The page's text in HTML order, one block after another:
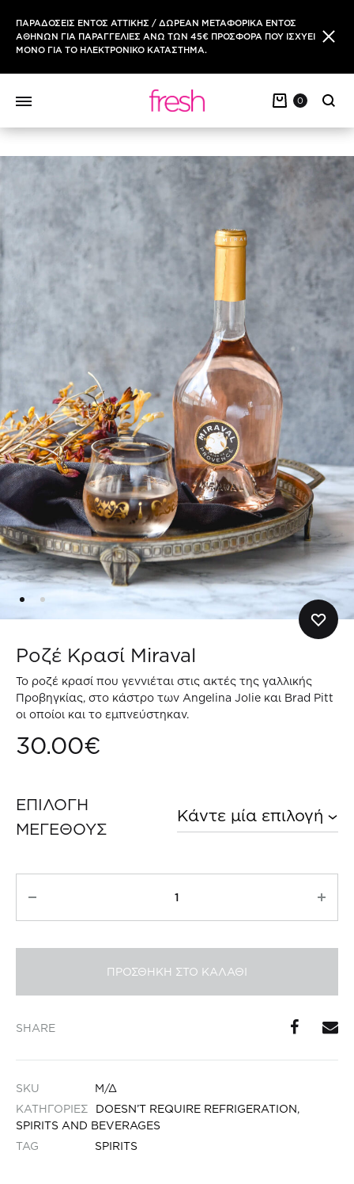
ΠΑΡΑΔΟΣΕΙΣ ΕΝΤΟΣ ΑΤΤΙΚΗΣ / ΔΩΡΕΑΝ ΜΕΤΑΦΟΡΙΚΑ ΕΝΤΟΣ
ΑΘΗΝΩΝ ΓΙΑ ΠΑΡΑΓΓΕΛΙΕΣ ΑΝΩ ΤΩΝ 45€ ΠΡΟΣΦΟΡΑ ΠΟΥ ΙΣΧΥΕΙ
ΜΟΝΟ ΓΙΑ ΤΟ ΗΛΕΚΤΡΟΝΙΚΟ ΚΑΤΑΣΤΗΜΑ.
0
Ροζέ Κρασί Miraval
Το ροζέ κρασί που γεννιέται στις ακτές της γαλλικής
Προβηγκίας, στο κάστρο των Angelina Jolie και Brad Pitt
οι οποίοι και το εμπνεύστηκαν.
30.00€
ΕΠΙΛΟΓΗ
ΜΕΓΕΘΟΥΣ
ποσότητα
ΠΡΟΣΘΗΚΗ ΣΤΟ ΚΑΛΑΘΙ
SHARE
SKU
Μ/Δ
ΚΑΤΗΓΟΡΙΕΣ
DOESN’T REQUIRE REFRIGERATION,
SPIRITS AND BEVERAGES
TAG
SPIRITS